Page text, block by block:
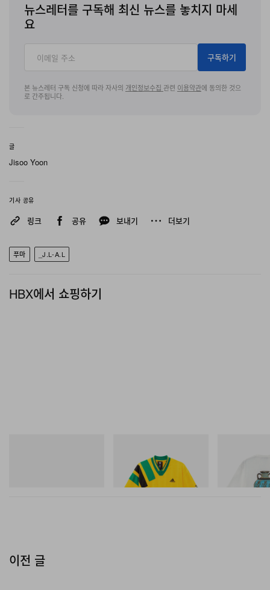
뉴스레터를 구독해 최신 뉴스를 놓치지 마세
요
구독하기
본 뉴스레터 구독 신청에 따라 자사의 개인정보수집 관련 이용약관에 동의한 것으
로 간주됩니다.
글
Jisoo Yoon
기사 공유
링크 공유 보내기 더보기
푸마 _J.L‑A.L
HBX에서 쇼핑하기
Adidas Originals X Brain
Dead Disney Football Jersey
쇼핑하기